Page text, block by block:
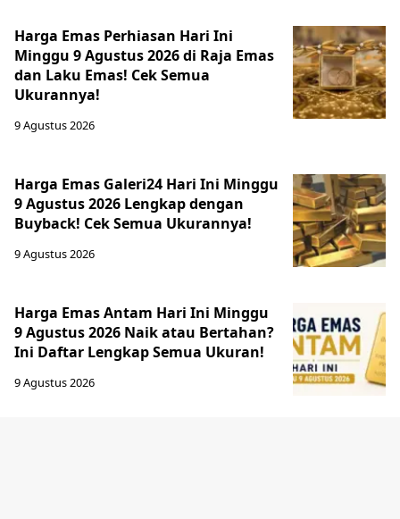
Harga Emas Perhiasan Hari Ini
Minggu 9 Agustus 2026 di Raja Emas
dan Laku Emas! Cek Semua
Ukurannya!
9 Agustus 2026
Harga Emas Galeri24 Hari Ini Minggu
9 Agustus 2026 Lengkap dengan
Buyback! Cek Semua Ukurannya!
9 Agustus 2026
Harga Emas Antam Hari Ini Minggu
9 Agustus 2026 Naik atau Bertahan?
Ini Daftar Lengkap Semua Ukuran!
9 Agustus 2026